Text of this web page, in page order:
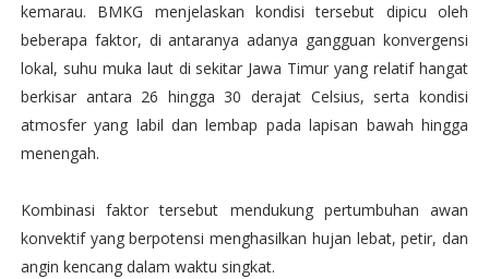
kemarau. BMKG menjelaskan kondisi tersebut dipicu oleh
beberapa faktor, di antaranya adanya gangguan konvergensi
lokal, suhu muka laut di sekitar Jawa Timur yang relatif hangat
berkisar antara 26 hingga 30 derajat Celsius, serta kondisi
atmosfer yang labil dan lembap pada lapisan bawah hingga
menengah.
Kombinasi faktor tersebut mendukung pertumbuhan awan
konvektif yang berpotensi menghasilkan hujan lebat, petir, dan
angin kencang dalam waktu singkat.